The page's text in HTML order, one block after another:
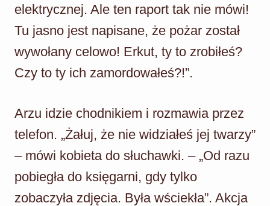
elektrycznej. Ale ten raport tak nie mówi!
Tu jasno jest napisane, że pożar został
wywołany celowo! Erkut, ty to zrobiłeś?
Czy to ty ich zamordowałeś?!”.
Arzu idzie chodnikiem i rozmawia przez
telefon. „Żałuj, że nie widziałeś jej twarzy”
– mówi kobieta do słuchawki. – „Od razu
pobiegła do księgarni, gdy tylko
zobaczyła zdjęcia. Była wściekła”. Akcja